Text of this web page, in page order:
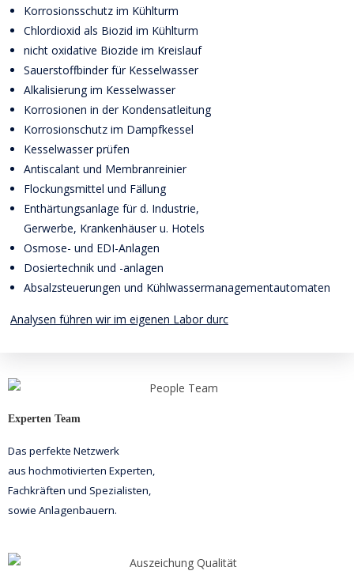
Korrosionsschutz im Kühlturm
Chlordioxid als Biozid im Kühlturm
nicht oxidative Biozide im Kreislauf
Sauerstoffbinder für Kesselwasser
Alkalisierung im Kesselwasser
Korrosionen in der Kondensatleitung
Korrosionschutz im Dampfkessel
Kesselwasser prüfen
Antiscalant und Membranreinier
Flockungsmittel und Fällung
Enthärtungsanlage für d. Industrie,
Gerwerbe, Krankenhäuser u. Hotels
Osmose- und EDI-Anlagen
Dosiertechnik und -anlagen
Absalzsteuerungen und Kühlwassermanagementautomaten
Analysen führen wir im eigenen Labor durc
Experten Team
Das perfekte Netzwerk
aus hochmotivierten Experten,
Fachkräften und Spezialisten,
sowie Anlagenbauern.